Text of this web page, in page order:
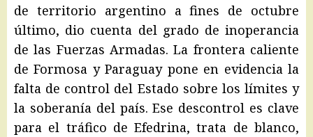
de territorio argentino a fines de octubre
último, dio cuenta del grado de inoperancia
de las Fuerzas Armadas. La frontera caliente
de Formosa y Paraguay pone en evidencia la
falta de control del Estado sobre los límites y
la soberanía del país. Ese descontrol es clave
para el tráfico de Efedrina, trata de blanco,